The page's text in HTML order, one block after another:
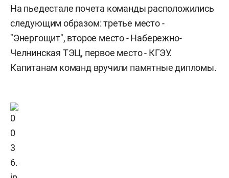
На пьедестале почета команды расположились
следующим образом: третье место -
"Энергощит", второе место - Набережно-
Челнинская ТЭЦ, первое место - КГЭУ.
Капитанам команд вручили памятные дипломы.